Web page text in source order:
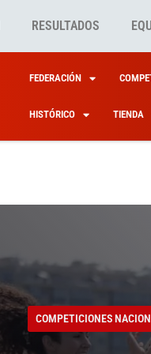
RESULTADOS
FEDERACIÓN
HISTÓRICO TIENDA